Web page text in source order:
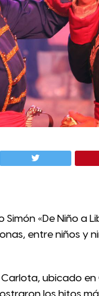
Simón «De Niño a
entre niños y
ubicado